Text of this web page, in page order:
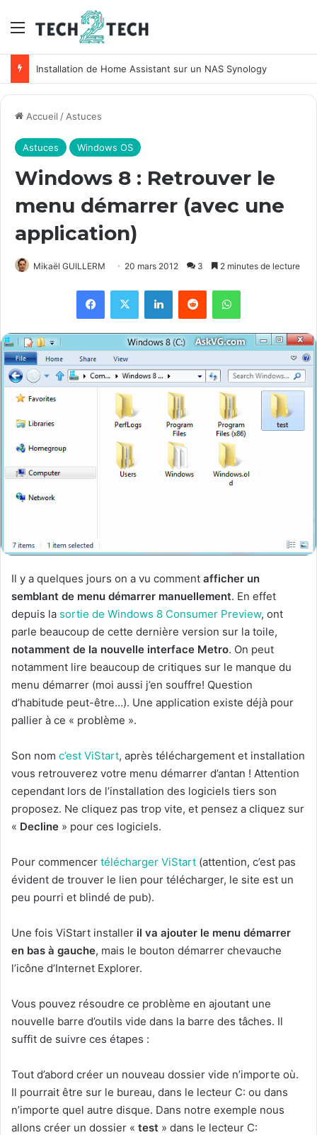
Menu
Accueil /Astuces
Astuces Windows OS
Windows 8 : Retrouver le
menu démarrer (avec une
application)
Mikaël GUILLERM 20 mars 2012 3 2 minutes de lecture
Il y a quelques jours on a vu comment afficher un
semblant de menu démarrer manuellement. En effet
depuis la sortie de Windows 8 Consumer Preview, ont
parle beaucoup de cette dernière version sur la toile,
notamment de la nouvelle interface Metro. On peut
notamment lire beaucoup de critiques sur le manque du
menu démarrer (moi aussi j’en souffre! Question
d’habitude peut-être…). Une application existe déjà pour
pallier à ce « problème ».
Son nom c’est ViStart, après téléchargement et installation
vous retrouverez votre menu démarrer d’antan ! Attention
cependant lors de l’installation des logiciels tiers son
proposez. Ne cliquez pas trop vite, et pensez a cliquez sur
« Decline » pour ces logiciels.
Pour commencer télécharger ViStart (attention, c’est pas
évident de trouver le lien pour télécharger, le site est un
peu pourri et blindé de pub).
Une fois ViStart installer il va ajouter le menu démarrer
en bas à gauche, mais le bouton démarrer chevauche
l’icône d’Internet Explorer.
Vous pouvez résoudre ce problème en ajoutant une
nouvelle barre d’outils vide dans la barre des tâches. Il
suffit de suivre ces étapes :
Tout d’abord créer un nouveau dossier vide n’importe où.
Il pourrait être sur le bureau, dans le lecteur C: ou dans
n’importe quel autre disque. Dans notre exemple nous
allons créer un dossier « test » dans le lecteur C: